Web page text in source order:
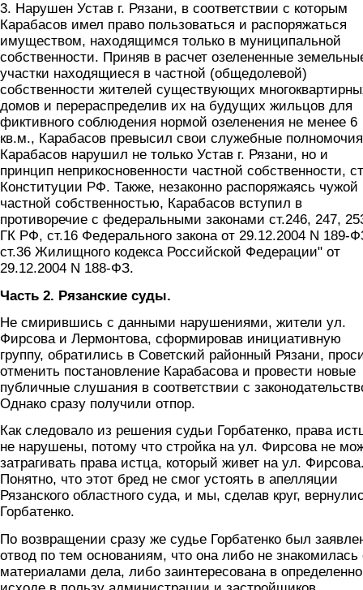
3. Нарушен Устав г. Рязани, в соответствии с которым
Карабасов имел право пользоваться и распоряжаться
имуществом, находящимся только в муниципальной
собственности. Приняв в расчет озелененные
участки находящиеся в частной (общедолевой)
собственности жителей существующих
домов и перераспределив их на будущих жильцов для
фиктивного соблюдения нормой озеленения не менее 6
кв.м., Карабасов превысил свои служебные
Карабасов нарушил не только Устав г. Рязани, но и
принцип неприкосновенности частной собственности,
Конституции РФ. Также, незаконно распоряжаясь чужой
частной собственностью, Карабасов вступил в
противоречие с федеральными законами ст.246, 247,
ГК РФ, ст.16 Федерального закона от 29.12.2004 N 189-
ст.36 Жилищного кодекса Российской Федерации" от
29.12.2004 N 188-ФЗ.
Часть 2. Рязанские суды.
Не смирившись с данными нарушениями, жители ул.
Фирсова и Лермонтова, сформировав инициативную
группу, обратились в Советский районный Рязани,
отменить постановление Карабасова и провести новые
публичные слушания в соответствии с
Однако сразу получили отпор.
Как следовало из решения судьи Горбатенко, права
не нарушены, потому что стройка на ул. Фирсова не
затрагивать права истца, который живет на ул.
Понятно, что этот бред не смог устоять в апелляции
Рязанского областного суда, и мы, сделав круг,
Горбатенко.
По возвращении сразу же судье Горбатенко был
отвод по тем основаниям, что она либо не знакомилась
материалами дела, либо заинтересована в